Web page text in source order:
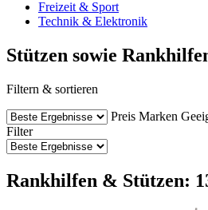
Freizeit & Sport
Technik & Elektronik
Stützen sowie
Filtern & sortieren
Preis Marken
Filter
Rankhilfen & Stützen: